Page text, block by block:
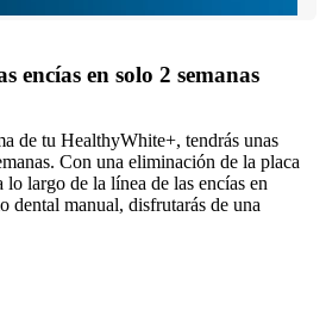
encías en solo 2 semanas
de tu HealthyWhite+, tendrás unas
Con una eliminación de la placa
lo largo de la línea de las encías en
dental manual, disfrutarás de una